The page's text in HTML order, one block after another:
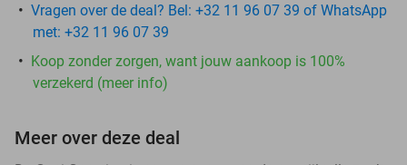
Vragen over de deal? Bel: +32 11 96 07 39 of WhatsApp
met: +32 11 96 07 39
Koop zonder zorgen, want jouw aankoop is 100%
verzekerd (meer info)
Meer over deze deal